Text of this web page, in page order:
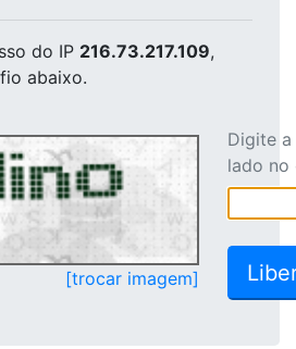
do IP 216.73.217.109,
abaixo.
[trocar imagem]
Digite
lado no